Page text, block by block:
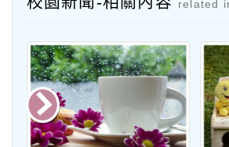
related